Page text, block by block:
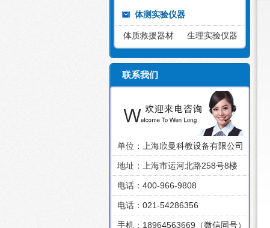
体测实验仪器
体质救援器材 生理实验仪器
联系我们
单位：上海欣曼科教设备有限公司
地址：上海市运河北路258号8楼
电话：400-966-9808
电话：021-54286356
手机：18964563669（微信同号）